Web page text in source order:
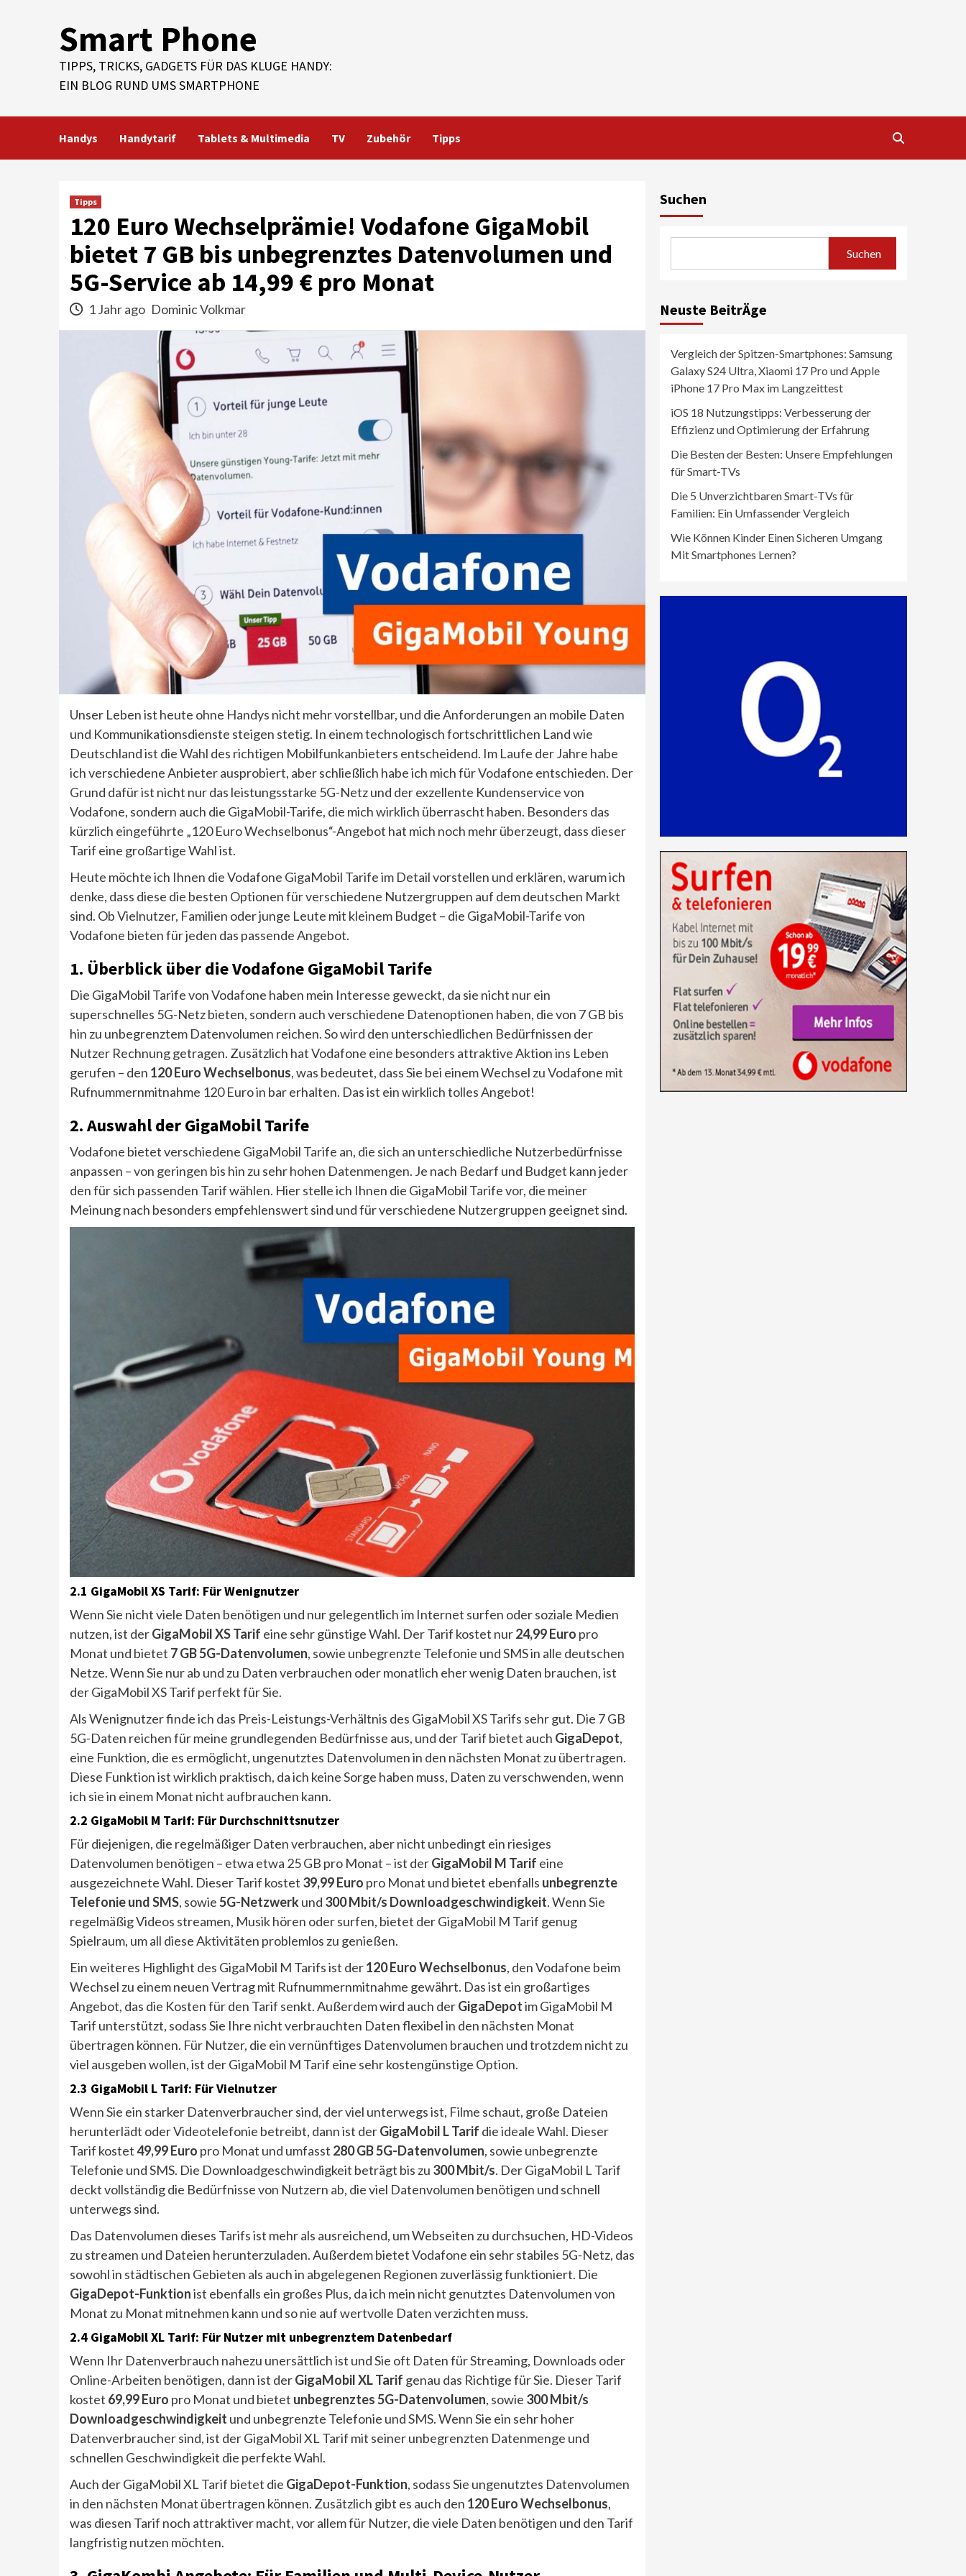
Smart Phone
TIPPS, TRICKS, GADGETS FÜR DAS KLUGE HANDY:
EIN BLOG RUND UMS SMARTPHONE
Handys Handytarif Tablets & Multimedia TV Zubehör Tipps
Tipps
120 Euro Wechselprämie! Vodafone GigaMobil
bietet 7 GB bis unbegrenztes Datenvolumen und
5G-Service ab 14,99 € pro Monat
1 Jahr ago Dominic Volkmar
Unser Leben ist heute ohne Handys nicht mehr vorstellbar, und die Anforderungen an mobile Daten
und Kommunikationsdienste steigen stetig. In einem technologisch fortschrittlichen Land wie
Deutschland ist die Wahl des richtigen Mobilfunkanbieters entscheidend. Im Laufe der Jahre habe
ich verschiedene Anbieter ausprobiert, aber schließlich habe ich mich für Vodafone entschieden. Der
Grund dafür ist nicht nur das leistungsstarke 5G-Netz und der exzellente Kundenservice von
Vodafone, sondern auch die GigaMobil-Tarife, die mich wirklich überrascht haben. Besonders das
kürzlich eingeführte „120 Euro Wechselbonus“-Angebot hat mich noch mehr überzeugt, dass dieser
Tarif eine großartige Wahl ist.
Heute möchte ich Ihnen die Vodafone GigaMobil Tarife im Detail vorstellen und erklären, warum ich
denke, dass diese die besten Optionen für verschiedene Nutzergruppen auf dem deutschen Markt
sind. Ob Vielnutzer, Familien oder junge Leute mit kleinem Budget – die GigaMobil-Tarife von
Vodafone bieten für jeden das passende Angebot.
1. Überblick über die Vodafone GigaMobil Tarife
Die GigaMobil Tarife von Vodafone haben mein Interesse geweckt, da sie nicht nur ein
superschnelles 5G-Netz bieten, sondern auch verschiedene Datenoptionen haben, die von 7 GB bis
hin zu unbegrenztem Datenvolumen reichen. So wird den unterschiedlichen Bedürfnissen der
Nutzer Rechnung getragen. Zusätzlich hat Vodafone eine besonders attraktive Aktion ins Leben
gerufen – den 120 Euro Wechselbonus, was bedeutet, dass Sie bei einem Wechsel zu Vodafone mit
Rufnummernmitnahme 120 Euro in bar erhalten. Das ist ein wirklich tolles Angebot!
2. Auswahl der GigaMobil Tarife
Vodafone bietet verschiedene GigaMobil Tarife an, die sich an unterschiedliche Nutzerbedürfnisse
anpassen – von geringen bis hin zu sehr hohen Datenmengen. Je nach Bedarf und Budget kann jeder
den für sich passenden Tarif wählen. Hier stelle ich Ihnen die GigaMobil Tarife vor, die meiner
Meinung nach besonders empfehlenswert sind und für verschiedene Nutzergruppen geeignet sind.
2.1 GigaMobil XS Tarif: Für Wenignutzer
Wenn Sie nicht viele Daten benötigen und nur gelegentlich im Internet surfen oder soziale Medien
nutzen, ist derGigaMobil XS Tarif eine sehr günstige Wahl. Der Tarif kostet nur24,99 Euro pro
Monat und bietet 7 GB 5G-Datenvolumen, sowie unbegrenzte Telefonie und SMS in alle deutschen
Netze. Wenn Sie nur ab und zu Daten verbrauchen oder monatlich eher wenig Daten brauchen, ist
der GigaMobil XS Tarif perfekt für Sie.
Als Wenignutzer finde ich das Preis-Leistungs-Verhältnis des GigaMobil XS Tarifs sehr gut. Die 7 GB
5G-Daten reichen für meine grundlegenden Bedürfnisse aus, und der Tarif bietet auch GigaDepot,
eine Funktion, die es ermöglicht, ungenutztes Datenvolumen in den nächsten Monat zu übertragen.
Diese Funktion ist wirklich praktisch, da ich keine Sorge haben muss, Daten zu verschwenden, wenn
ich sie in einem Monat nicht aufbrauchen kann.
2.2 GigaMobil M Tarif: Für Durchschnittsnutzer
Für diejenigen, die regelmäßiger Daten verbrauchen, aber nicht unbedingt ein riesiges
Datenvolumen benötigen – etwa etwa 25 GB pro Monat – ist derGigaMobil M Tarif eine
ausgezeichnete Wahl. Dieser Tarif kostet 39,99 Euro pro Monat und bietet ebenfalls unbegrenzte
Telefonie und SMS, sowie5G-Netzwerkund 300 Mbit/s Downloadgeschwindigkeit. Wenn Sie
regelmäßig Videos streamen, Musik hören oder surfen, bietet der GigaMobil M Tarif genug
Spielraum, um all diese Aktivitäten problemlos zu genießen.
Ein weiteres Highlight des GigaMobil M Tarifs ist der120 Euro Wechselbonus, den Vodafone beim
Wechsel zu einem neuen Vertrag mit Rufnummernmitnahme gewährt. Das ist ein großartiges
Angebot, das die Kosten für den Tarif senkt. Außerdem wird auch derGigaDepotim GigaMobil M
Tarif unterstützt, sodass Sie Ihre nicht verbrauchten Daten flexibel in den nächsten Monat
übertragen können. Für Nutzer, die ein vernünftiges Datenvolumen brauchen und trotzdem nicht zu
viel ausgeben wollen, ist der GigaMobil M Tarif eine sehr kostengünstige Option.
2.3 GigaMobil L Tarif: Für Vielnutzer
Wenn Sie ein starker Datenverbraucher sind, der viel unterwegs ist, Filme schaut, große Dateien
herunterlädt oder Videotelefonie betreibt, dann ist derGigaMobil L Tarif die ideale Wahl. Dieser
Tarif kostet49,99 Euro pro Monat und umfasst 280 GB 5G-Datenvolumen, sowie unbegrenzte
Telefonie und SMS. Die Downloadgeschwindigkeit beträgt bis zu 300 Mbit/s. Der GigaMobil L Tarif
deckt vollständig die Bedürfnisse von Nutzern ab, die viel Datenvolumen benötigen und schnell
unterwegs sind.
Das Datenvolumen dieses Tarifs ist mehr als ausreichend, um Webseiten zu durchsuchen, HD-Videos
zu streamen und Dateien herunterzuladen. Außerdem bietet Vodafone ein sehr stabiles 5G-Netz, das
sowohl in städtischen Gebieten als auch in abgelegenen Regionen zuverlässig funktioniert. Die
GigaDepot-Funktionist ebenfalls ein großes Plus, da ich mein nicht genutztes Datenvolumen von
Monat zu Monat mitnehmen kann und so nie auf wertvolle Daten verzichten muss.
2.4 GigaMobil XL Tarif: Für Nutzer mit unbegrenztem Datenbedarf
Wenn Ihr Datenverbrauch nahezu unersättlich ist und Sie oft Daten für Streaming, Downloads oder
Online-Arbeiten benötigen, dann ist derGigaMobil XL Tarif genau das Richtige für Sie. Dieser Tarif
kostet 69,99 Euro pro Monat und bietet unbegrenztes 5G-Datenvolumen, sowie 300 Mbit/s
Downloadgeschwindigkeit und unbegrenzte Telefonie und SMS. Wenn Sie ein sehr hoher
Datenverbraucher sind, ist der GigaMobil XL Tarif mit seiner unbegrenzten Datenmenge und
schnellen Geschwindigkeit die perfekte Wahl.
Auch der GigaMobil XL Tarif bietet die GigaDepot-Funktion, sodass Sie ungenutztes Datenvolumen
in den nächsten Monat übertragen können. Zusätzlich gibt es auch den 120 Euro Wechselbonus,
was diesen Tarif noch attraktiver macht, vor allem für Nutzer, die viele Daten benötigen und den Tarif
langfristig nutzen möchten.
Suchen
Suchen
Neuste BeitrÄge
Vergleich der Spitzen-Smartphones: Samsung
Galaxy S24 Ultra, Xiaomi 17 Pro und Apple
iPhone 17 Pro Max im Langzeittest
iOS 18 Nutzungstipps: Verbesserung der
Effizienz und Optimierung der Erfahrung
Die Besten der Besten: Unsere Empfehlungen
für Smart-TVs
Die 5 Unverzichtbaren Smart-TVs für
Familien: Ein Umfassender Vergleich
Wie Können Kinder Einen Sicheren Umgang
Mit Smartphones Lernen?